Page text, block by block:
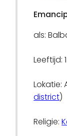
als:
Leeftijd: 1
Lokatie:
district)
Religie: